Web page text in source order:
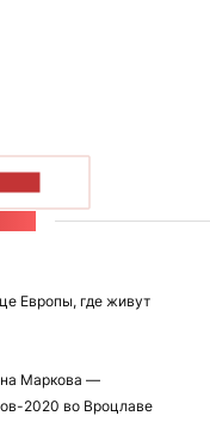
Европы, где живут
Маркова —
2020 во Вроцлаве